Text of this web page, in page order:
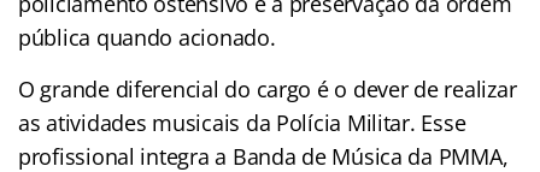
pública quando acionado.
O grande diferencial do cargo é o dever de realizar
as atividades musicais da Polícia Militar. Esse
profissional integra a Banda de Música da PMMA,